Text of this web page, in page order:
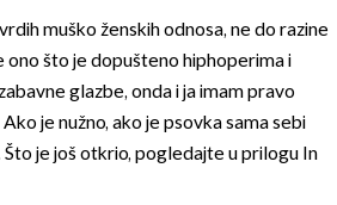
muško ženskih odnosa, ne do razine
ono što je dopušteno hiphoperima i
glazbe, onda i ja imam pravo
je nužno, ako je psovka sama sebi
Što je još otkrio, pogledajte u prilogu In